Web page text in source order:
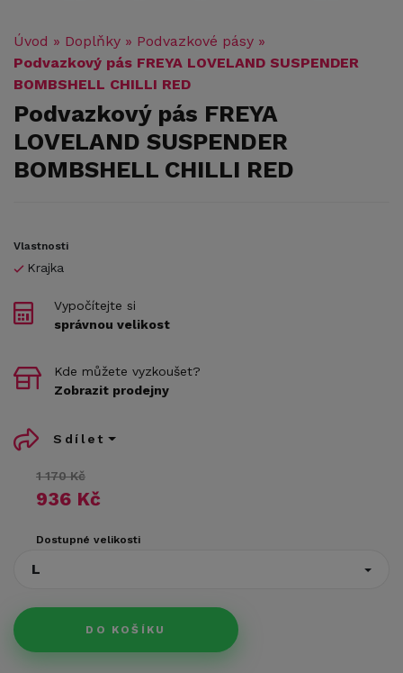
Úvod » Doplňky » Podvazkové pásy »
Podvazkový pás FREYA LOVELAND SUSPENDER
BOMBSHELL CHILLI RED
Podvazkový pás FREYA
LOVELAND SUSPENDER
BOMBSHELL CHILLI RED
Vlastnosti
Krajka
1 170 Kč
936 Kč
Dostupné velikosti
L
DO KOŠÍKU
Vypočítejte si
správnou velikost
Kde můžete vyzkoušet?
Zobrazit prodejny
Sdílet